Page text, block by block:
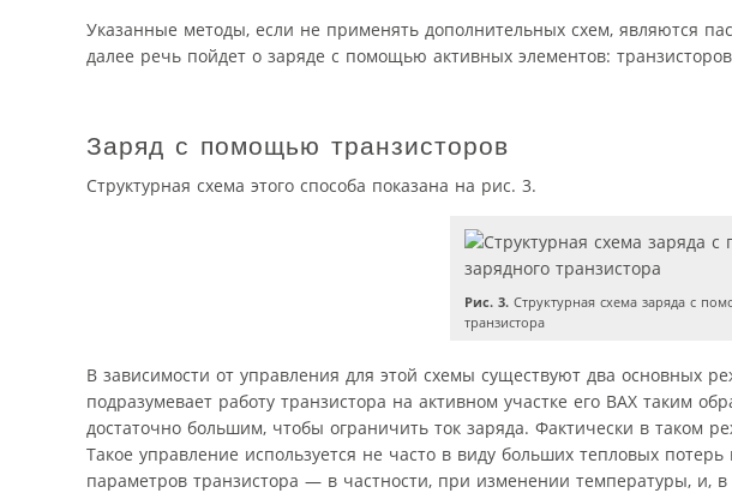
Указанные методы, если не применять дополнительных схем, являются
далее речь пойдет о заряде с помощью активных элементов:
Заряд с помощью транзисторов
Структурная схема этого способа показана на рис. 3.
Рис. 3.Структурная схема заряда с
транзистора
В зависимости от управления для этой схемы существуют два основных
подразумевает работу транзистора на активном участке его ВАХ таким
достаточно большим, чтобы ограничить ток заряда. Фактически в таком
Такое управление используется не часто в виду больших тепловых
параметров транзистора — в частности, при изменении температуры, и,